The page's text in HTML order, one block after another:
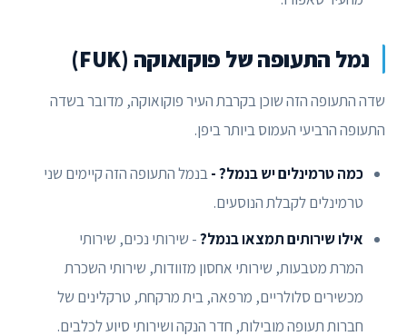
נמל התעופה של פוקואוקה (FUK)
שדה התעופה הזה שוכן בקרבת העיר פוקואוקה, מדובר בשדה
התעופה הרביעי העמוס ביותר ביפן.
כמה טרמינלים יש בנמל? -בנמל התעופה הזה קיימים שני
טרמינלים לקבלת הנוסעים.
אילו שירותים תמצאו בנמל?- שירותי נכים, שירותי
המרת מטבעות, שירותי אחסון מזוודות, שירותי השכרת
מכשירים סלולריים, מרפאה, בית מרקחת, טרקלינים של
חברות תעופה מובילות, חדר הנקה ושירותי סיוע לכלבים.